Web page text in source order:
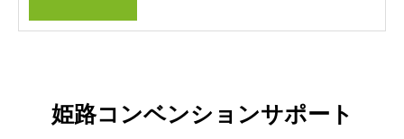
姫路コンベンションサポート